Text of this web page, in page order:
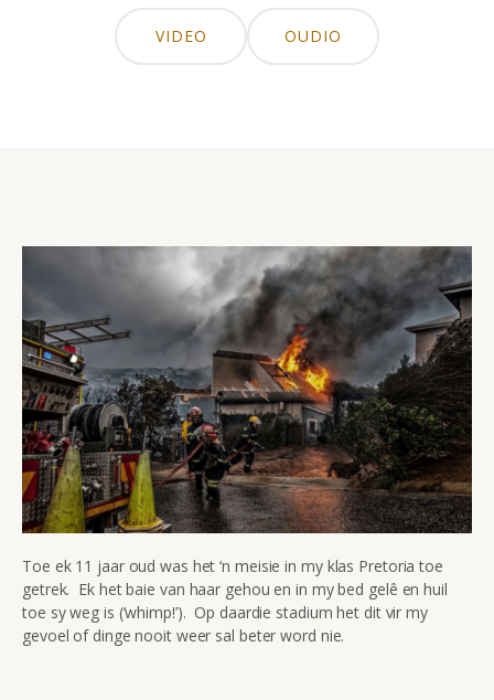
VIDEO OUDIO
Toe ek 11 jaar oud was het ‘n meisie in my klas Pretoria toe
getrek. Ek het baie van haar gehou en in my bed gelê en huil
toe sy weg is (‘whimp!’). Op daardie stadium het dit vir my
gevoel of dinge nooit weer sal beter word nie.